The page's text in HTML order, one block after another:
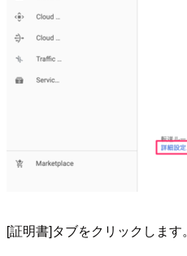
[証明書]タブをクリックします。